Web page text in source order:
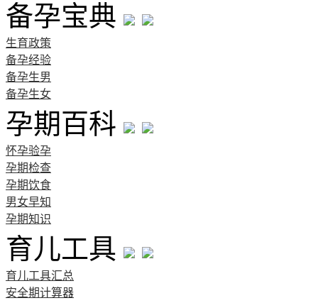
备孕宝典
生育政策
备孕经验
备孕生男
备孕生女
孕期百科
怀孕验孕
孕期检查
孕期饮食
男女早知
孕期知识
育儿工具
育儿工具汇总
安全期计算器